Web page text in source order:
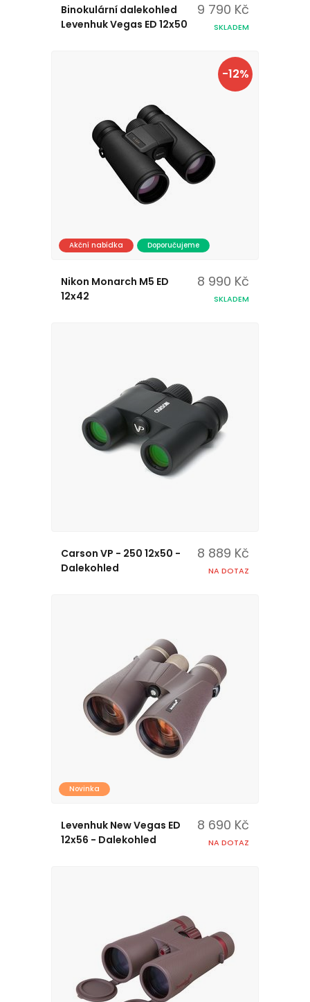
Binokulární dalekohled
Levenhuk Vegas ED 12x50
9 790 Kč
SKLADEM
-12%
Akční nabídka Doporučujeme
Nikon Monarch M5 ED
12x42
8 990 Kč
SKLADEM
Carson VP - 250 12x50 -
Dalekohled
8 889 Kč
NA DOTAZ
Novinka
Levenhuk New Vegas ED
12x56 - Dalekohled
8 690 Kč
NA DOTAZ